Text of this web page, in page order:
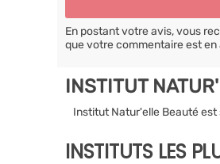
En postant votre avis, vous
que votre commentaire est
INSTITUT
Institut Natur'elle Beauté
INSTITUTS LES